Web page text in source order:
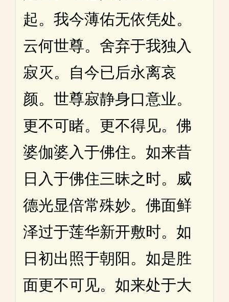
起。我今薄佑无依凭处。
云何世尊。舍弃于我独入
寂灭。自今已后永离哀
颜。世尊寂静身口意业。
更不可睹。更不得见。佛
婆伽婆入于佛住。如来昔
日入于佛住三昧之时。威
德光显倍常殊妙。佛面鲜
泽过于莲华新开敷时。如
日初出照于朝阳。如是胜
面更不可见。如来处于大